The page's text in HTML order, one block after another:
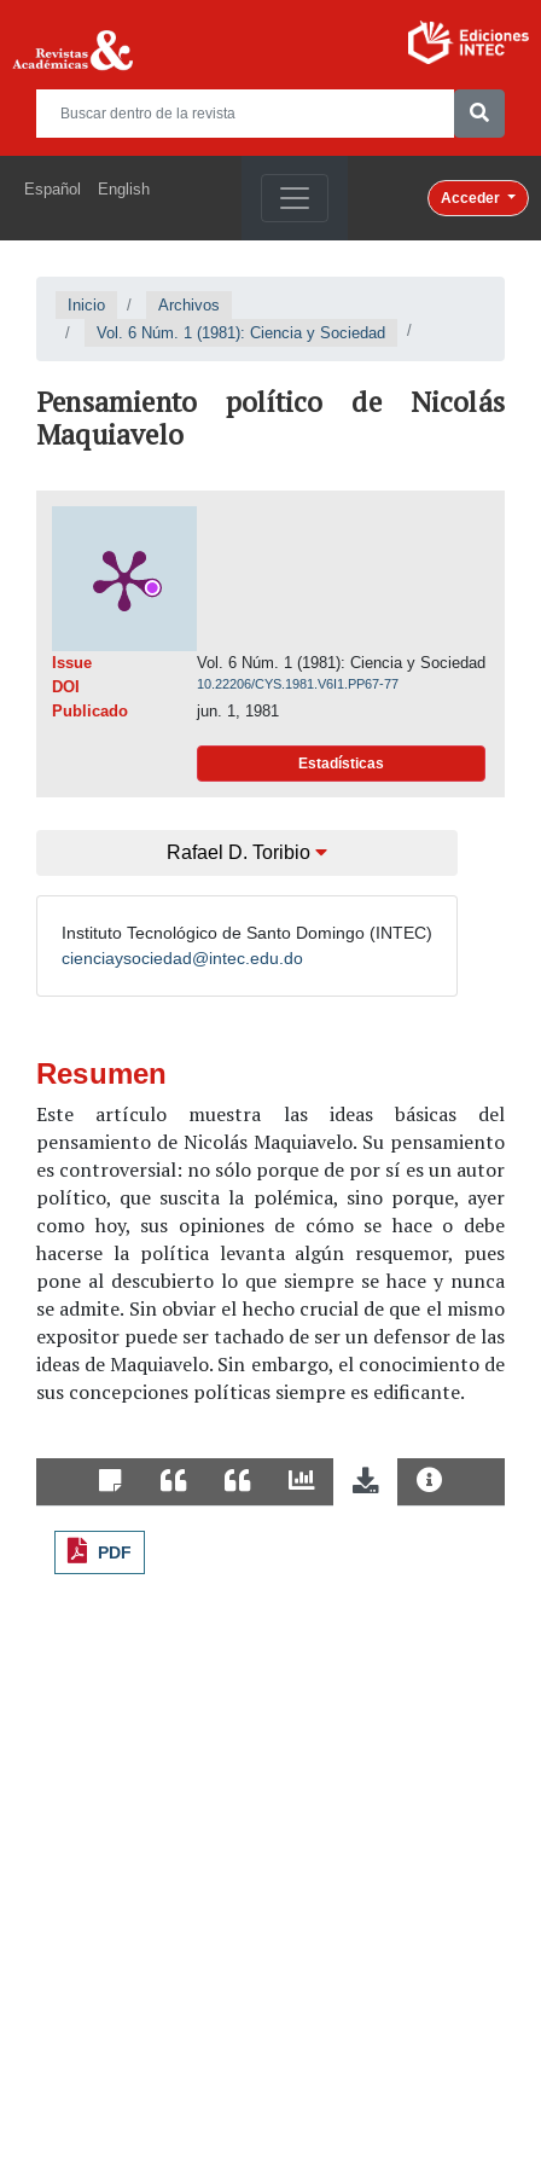
Español English Acceder
Inicio
Archivos
Vol. 6 Núm. 1 (1981): Ciencia y Sociedad
Pensamiento político de Nicolás
Maquiavelo
Issue
Vol. 6 Núm. 1 (1981): Ciencia y Sociedad
DOI
10.22206/CYS.1981.V6I1.PP67-77
Publicado jun. 1, 1981
Estadísticas
Rafael D. Toribio
Instituto Tecnológico de Santo Domingo (INTEC)
cienciaysociedad@intec.edu.do
Resumen
Este artículo muestra las ideas básicas del
pensamiento de Nicolás Maquiavelo. Su pensamiento
es controversial: no sólo porque de por sí es un autor
político, que suscita la polémica, sino porque, ayer
como hoy, sus opiniones de cómo se hace o debe
hacerse la política levanta algún resquemor, pues
pone al descubierto lo que siempre se hace y nunca
se admite. Sin obviar el hecho crucial de que el mismo
expositor puede ser tachado de ser un defensor de las
ideas de Maquiavelo. Sin embargo, el conocimiento de
sus concepciones políticas siempre es edificante.
PDF